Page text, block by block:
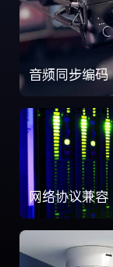
音频同步编码
网络协议兼容